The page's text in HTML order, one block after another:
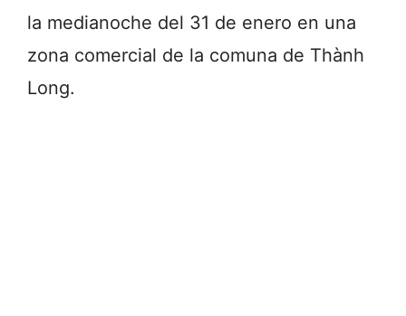
la medianoche del 31 de enero en una
zona comercial de la comuna de Thành
Long.